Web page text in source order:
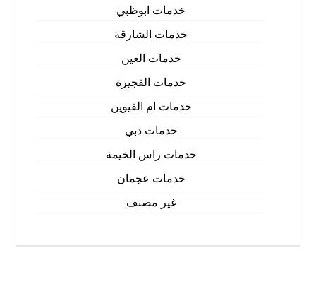
خدمات ابوظبي
خدمات الشارقة
خدمات العين
خدمات الفجيرة
خدمات ام القيوين
خدمات دبي
خدمات راس الخيمة
خدمات عجمان
غير مصنف